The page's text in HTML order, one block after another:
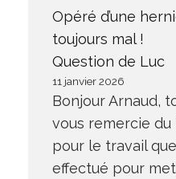
Opéré d’une
toujours mal !
Question de Luc
11 janvier 2026
Bonjour Arnaud,
vous remercie
pour le travail
effectué pour